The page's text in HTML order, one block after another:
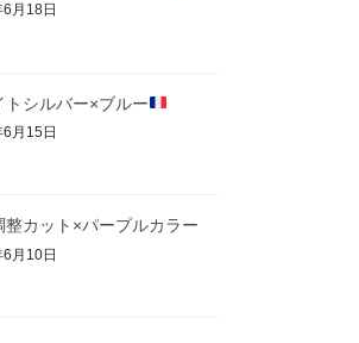
月18日
トシルバー×ブルー
月15日
整カット×パープルカラー
月10日